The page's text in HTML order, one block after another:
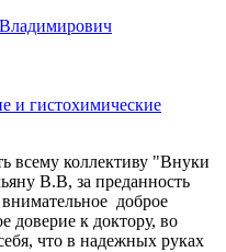
и гистохимические
всему коллективу "Внуки
В.В, за преданность
доброе
к доктору, во
что в надежных руках